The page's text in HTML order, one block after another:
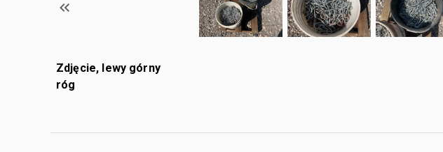
Zdjęcie, lewy górny
róg